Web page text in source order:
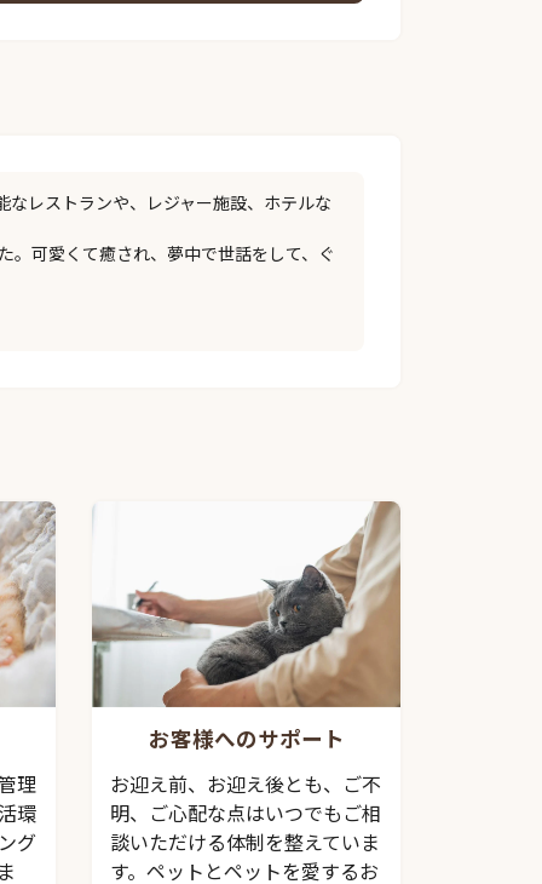
レストランや、レジャー施設、ホテルな
。可愛くて癒され、夢中で世話をして、ぐ
理
環
グ
お客様へのサポート
お迎え前、お迎え後とも、ご不
明、ご心配な点はいつでもご相
談いただける体制を整えていま
す。ペットとペットを愛するお